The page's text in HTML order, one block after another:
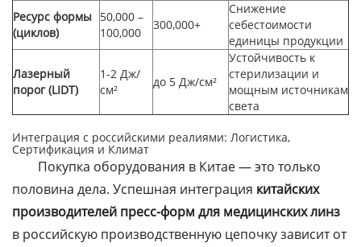
Ресурс формы
(циклов)
50,000 –
100,000
300,000+
Снижение
себестоимости
единицы продукции
Лазерный
порог (LIDT)
1-2 Дж/
см²
до 5 Дж/см²
Устойчивость к
стерилизации и
мощным источникам
света
Интеграция с российскими реалиями: Логистика,
Сертификация и Климат
Покупка оборудования в Китае — это только
половина дела. Успешная интеграция китайских
производителей пресс-форм для медицинских линз
в российскую производственную цепочку зависит от